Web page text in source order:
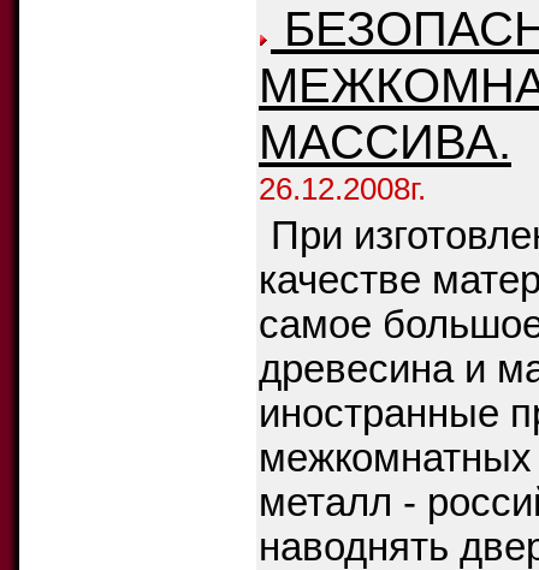
МАССИВА.
26.12.2008г.
При
качестве
самое
древесина и
иностранные
межкомнатных
металл -
наводнять